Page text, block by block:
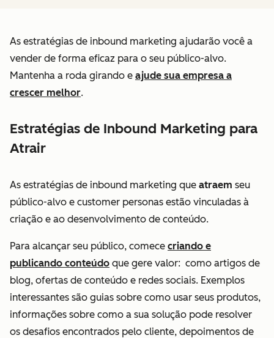
As estratégias de inbound marketing ajudarão você a
vender de forma eficaz para o seu público-alvo.
Mantenha a roda girando e ajude sua empresa a
crescer melhor.
Estratégias de Inbound Marketing para
Atrair
As estratégias de inbound marketing que atraem seu
público-alvo e customer personas estão vinculadas à
criação e ao desenvolvimento de conteúdo.
Para alcançar seu público, comece criando e
publicando conteúdo que gere valor: como artigos de
blog, ofertas de conteúdo e redes sociais. Exemplos
interessantes são guias sobre como usar seus produtos,
informações sobre como a sua solução pode resolver
os desafios encontrados pelo cliente, depoimentos de